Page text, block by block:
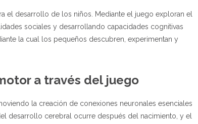
el desarrollo de los niños. Mediante el juego exploran el
sociales y desarrollando capacidades cognitivas
la cual los pequeños descubren, experimentan y
a través del juego
la creación de conexiones neuronales esenciales
desarrollo cerebral ocurre después del nacimiento, y el